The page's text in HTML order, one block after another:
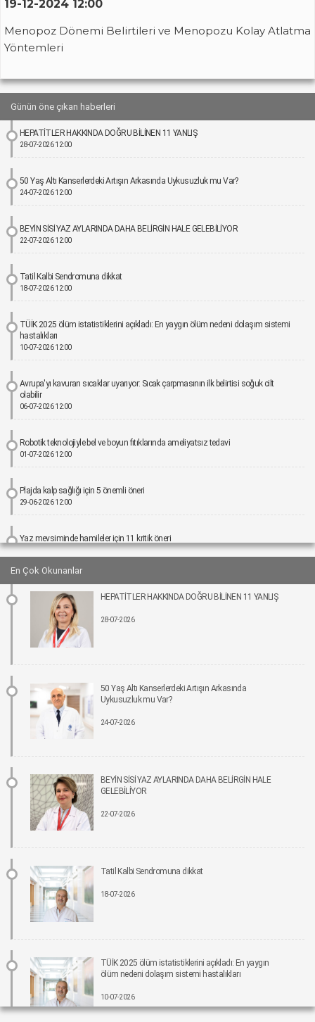
19-12-2024 12:00
Menopoz Dönemi Belirtileri ve Menopozu Kolay Atlatma
Yöntemleri
Günün öne çıkan haberleri
HEPATİTLER HAKKINDA DOĞRU BİLİNEN 11 YANLIŞ
28-07-2026 12:00
50 Yaş Altı Kanserlerdeki Artışın Arkasında Uykusuzluk mu Var?
24-07-2026 12:00
BEYİN SİSİ YAZ AYLARINDA DAHA BELİRGİN HALE GELEBİLİYOR
22-07-2026 12:00
Tatil Kalbi Sendromuna dikkat
18-07-2026 12:00
TÜİK 2025 ölüm istatistiklerini açıkladı: En yaygın ölüm nedeni dolaşım sistemi
hastalıkları
10-07-2026 12:00
Avrupa'yı kavuran sıcaklar uyarıyor: Sıcak çarpmasının ilk belirtisi soğuk cilt
olabilir
06-07-2026 12:00
Robotik teknolojiyle bel ve boyun fıtıklarında ameliyatsız tedavi
01-07-2026 12:00
Plajda kalp sağlığı için 5 önemli öneri
29-06-2026 12:00
Yaz mevsiminde hamileler için 11 kritik öneri
25-06-2026 12:00
Kız çocuklarında idrar yolu enfeksiyonu riski 4 kata kadar artabiliyor
24-06-2026 12:00
Bel Ağrıları Basit Önlemlerle Kontrol Altına Alınabilir
17-06-2026 12:00
Tıpta Yeni Dönemin Adı: Eş Zamanlı Kombine Cerrahiler
16-06-2026 12:00
İmplant tedavisinde aynı gün yeni diş mümkün
15-06-2026 12:00
Parkinson riskinde çevresel faktörler öne çıkıyor!
15-06-2026 12:00
Fonksiyonel Tıp Hastalığın Değil, Nedenin Peşine Düşüyor
Sigara Kullanım ve Bırakma Davranışları Akademisi Ulusal Tütün Kontrolü
Kongresi’nde Yer Aldı
10-06-2026 12:00
Pankreas kanserinde umut veren gelişme: Yeni tedavi, yaşam süresini yaklaşık iki
katına çıkarabilir.
05-06-2026 12:00
En Çok Okunanlar
HEPATİTLER HAKKINDA DOĞRU BİLİNEN 11 YANLIŞ
28-07-2026
50 Yaş Altı Kanserlerdeki Artışın Arkasında
Uykusuzluk mu Var?
24-07-2026
BEYİN SİSİ YAZ AYLARINDA DAHA BELİRGİN HALE
GELEBİLİYOR
22-07-2026
Tatil Kalbi Sendromuna dikkat
18-07-2026
TÜİK 2025 ölüm istatistiklerini açıkladı: En yaygın
ölüm nedeni dolaşım sistemi hastalıkları
10-07-2026